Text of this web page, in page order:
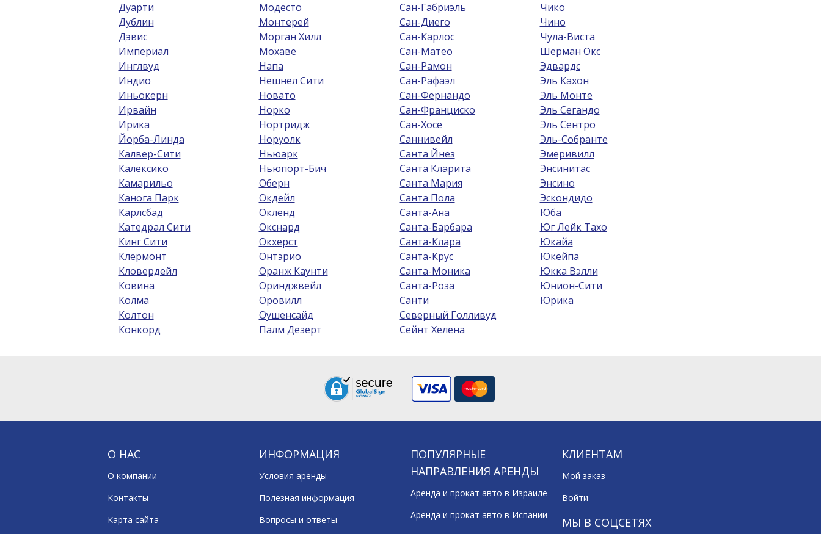
Дуарти
Дублин
Дэвис
Империал
Инглвуд
Индио
Иньокерн
Ирвайн
Ирика
Йорба-Линда
Калвер-Сити
Калексико
Камарильо
Канога Парк
Карлсбад
Катедрал Сити
Кинг Сити
Клермонт
Кловердейл
Ковина
Колма
Колтон
Конкорд
Модесто
Монтерей
Морган Хилл
Мохаве
Напа
Нешнел Сити
Новато
Норко
Нортридж
Норуолк
Ньюарк
Ньюпорт-Бич
Оберн
Окдейл
Окленд
Окснард
Окхерст
Онтэрио
Оранж Каунти
Оринджвейл
Оровилл
Оушенсайд
Палм Дезерт
Сан-Габриэль
Сан-Диего
Сан-Карлос
Сан-Матео
Сан-Рамон
Сан-Рафаэл
Сан-Фернандо
Сан-Франциско
Сан-Хосе
Саннивейл
Санта Йнез
Санта Кларита
Санта Мария
Санта Пола
Санта-Ана
Санта-Барбара
Санта-Клара
Санта-Крус
Санта-Моника
Санта-Роза
Санти
Северный Голливуд
Сейнт Хелена
Чико
Чино
Чула-Виста
Шерман Окс
Эдвардс
Эль Кахон
Эль Монте
Эль Сегандо
Эль Сентро
Эль-Собрантe
Эмеривилл
Энсинитас
Энсино
Эскондидо
Юба
Юг Лейк Тахо
Юкайа
Юкейпа
Юкка Вэлли
Юнион-Сити
Юрика
О НАС
О компании
Контакты
Карта сайта
ИНФОРМАЦИЯ
Условия аренды
Полезная информация
Вопросы и ответы
ПОПУЛЯРНЫЕ
НАПРАВЛЕНИЯ АРЕНДЫ
Аренда и прокат авто в Израиле
Аренда и прокат авто в Испании
КЛИЕНТАМ
Мой заказ
Войти
МЫ В СОЦСЕТЯХ